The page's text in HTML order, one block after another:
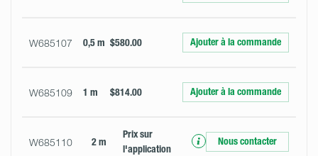
W685107 0,5 m $580.00 Ajouter à la commande
W685109 1 m $814.00 Ajouter à la commande
W685110 2 m
Prix ​​sur
l'application
Nous contacter